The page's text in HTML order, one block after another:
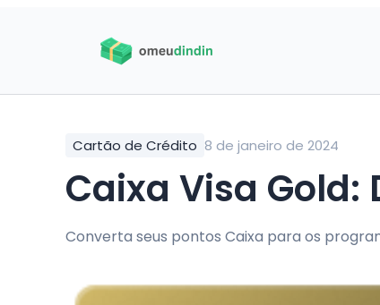
Cartão de Crédito 8 de janeiro de 2024
Caixa Visa Gold:
Converta seus pontos Caixa para os